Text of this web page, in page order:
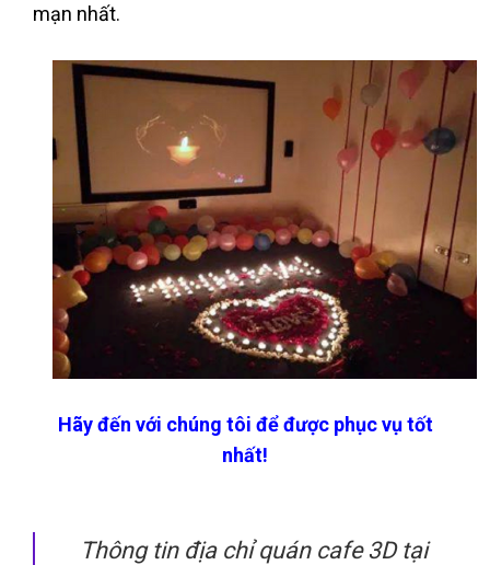
mạn nhất.
Hãy đến với chúng tôi để được phục vụ tốt
nhất!
Thông tin địa chỉ quán cafe 3D tại